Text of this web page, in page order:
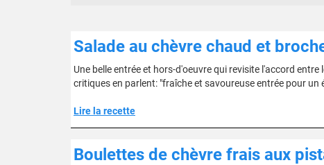
Salade au chèvre chaud et
Une belle entrée et hors-d'oeuvre qui revisite l'accord
critiques en parlent: "fraîche et savoureuse entrée pour un
Lire la recette
Boulettes de chèvre frais aux